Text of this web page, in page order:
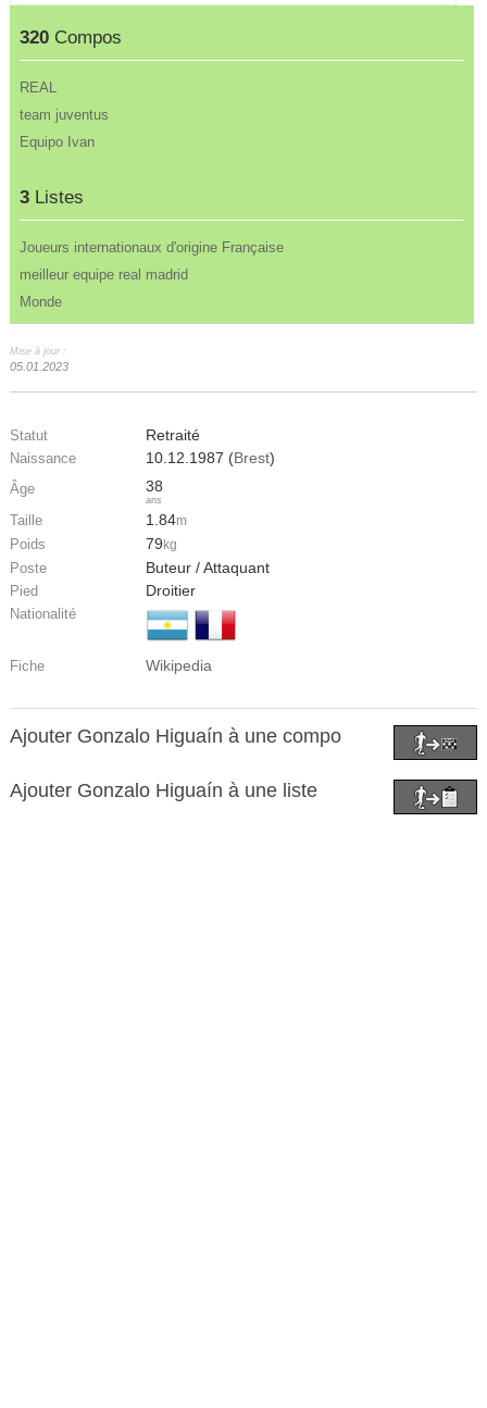
320 Compos
REAL
team juventus
Equipo Ivan
3 Listes
Joueurs internationaux d'origine Française
meilleur equipe real madrid
Monde
Mise à jour :
05.01.2023
Statut Retraité
Naissance 10.12.1987 (Brest)
Âge 38
ans
Taille 1.84m
Poids 79 kg
Poste Buteur / Attaquant
Pied Droitier
Nationalité
Fiche Wikipedia
Ajouter Gonzalo Higuaín à une compo
Ajouter Gonzalo Higuaín à une liste